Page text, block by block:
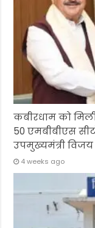
कबीरधाम को
50 एमबीबीएस
उपमुख्यमंत्री
4 weeks ago